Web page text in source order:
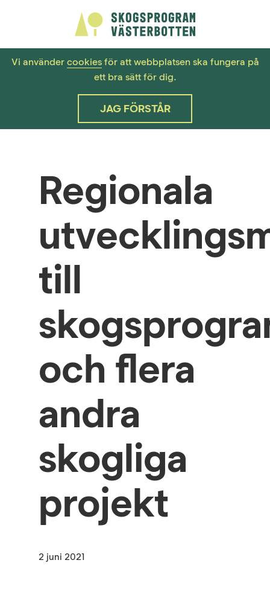
Vi använder cookiesför att webbplatsen ska fungera på
ett bra sätt för dig.
JAG FÖRSTÅR
Regionala
till
och flera
andra
skogliga
projekt
2 juni 2021